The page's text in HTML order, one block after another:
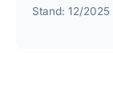
Stand: 12/2025